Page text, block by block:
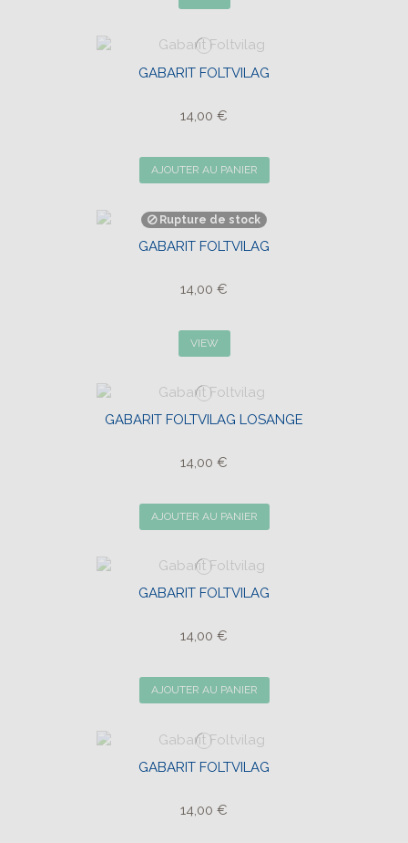
GABARIT FOLTVILAG
14,00 €
AJOUTER AU PANIER
Rupture de stock
GABARIT FOLTVILAG
14,00 €
VIEW
GABARIT FOLTVILAG LOSANGE
14,00 €
AJOUTER AU PANIER
GABARIT FOLTVILAG
14,00 €
AJOUTER AU PANIER
GABARIT FOLTVILAG
14,00 €